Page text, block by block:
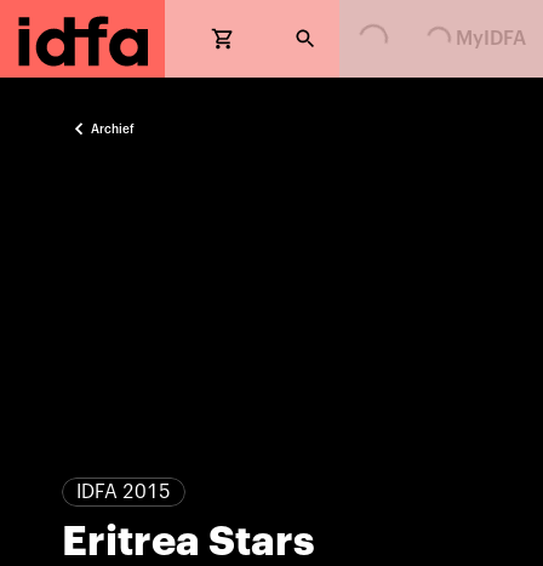
Loading...Loading... MyIDFA
Archief
IDFA 2015
Eritrea Stars